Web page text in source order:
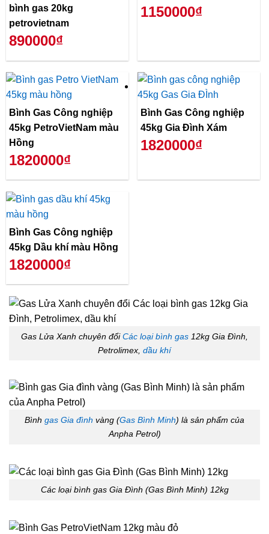
bình gas 20kg
petrovietnam
890000₫
1150000₫
Bình Gas Công nghiệp
45kg PetroVietNam màu
Hồng
1820000₫
Bình Gas Công nghiệp
45kg Gia Đình Xám
1820000₫
Bình Gas Công nghiệp
45kg Dầu khí màu Hồng
1820000₫
Gas Lửa Xanh chuyên đổiCác loại bình gas 12kg Gia Đình,
Petrolimex, dầu khí
Bình gas Gia đình vàng (Gas Bình Minh) là sản phẩm của
Anpha Petrol)
Các loại bình gas Gia Đình (Gas Bình Minh) 12kg